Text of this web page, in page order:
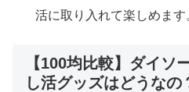
活に取り入れて楽しめます
【100均比較】ダイソ
し活グッズはどうなの